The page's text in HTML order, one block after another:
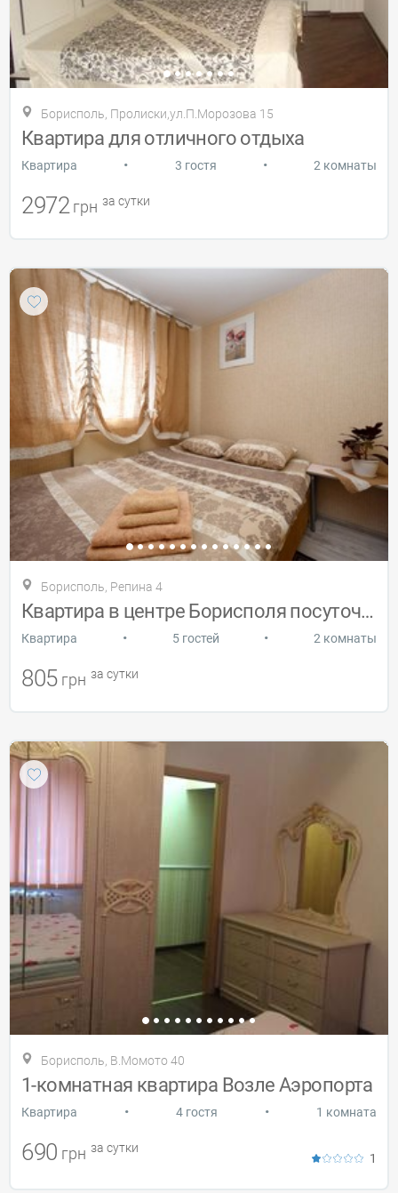
Борисполь, Пролиски,ул.П.Морозова 15
Квартира для отличного отдыха
Квартира • 3 гостя • 2 комнаты
2972 грн за сутки
Борисполь, Репина 4
Квартира в центре Борисполя посуточно
Квартира • 5 гостей • 2 комнаты
805 грн за сутки
Борисполь, В.Момото 40
1-комнатная квартира Возле Аэропорта
Квартира • 4 гостя • 1 комната
690 грн за сутки
1